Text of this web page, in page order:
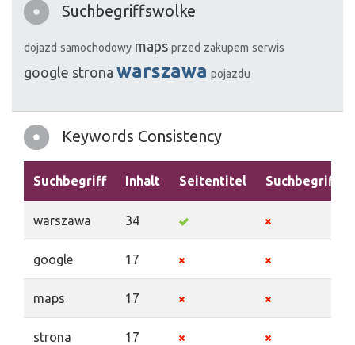
Suchbegriffswolke
dojazd samochodowy maps przed zakupem serwis
google strona warszawa pojazdu
Keywords Consistency
Suchbegriff Inhalt Seitentitel Suchbegriffe
warszawa 34
google 17
maps 17
strona 17